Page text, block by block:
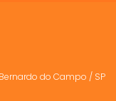
do Campo / SP